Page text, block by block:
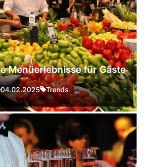
Menüerlebnisse für Gäste
04.02.2025 Trends